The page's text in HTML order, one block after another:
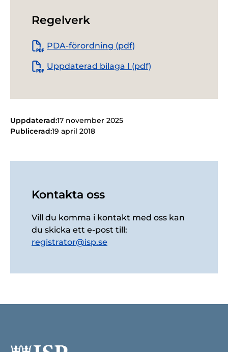
Regelverk
PDA-förordning (pdf)
Uppdaterad bilaga I (pdf)
Uppdaterad:17 november 2025
Publicerad:19 april 2018
Kontakta oss
Vill du komma i kontakt med oss kan
du skicka ett e-post till:
registrator@isp.se